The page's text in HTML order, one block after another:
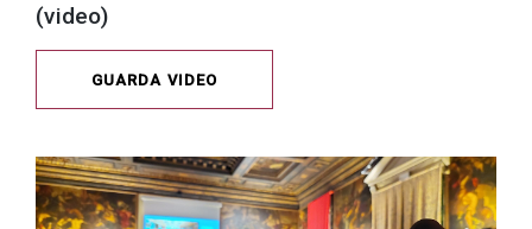
(video)
GUARDA VIDEO